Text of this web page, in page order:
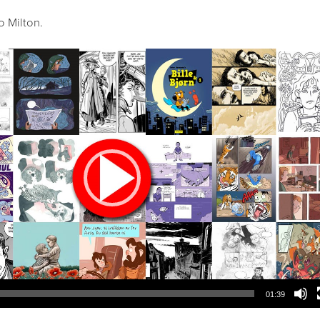
Milton.
01:39